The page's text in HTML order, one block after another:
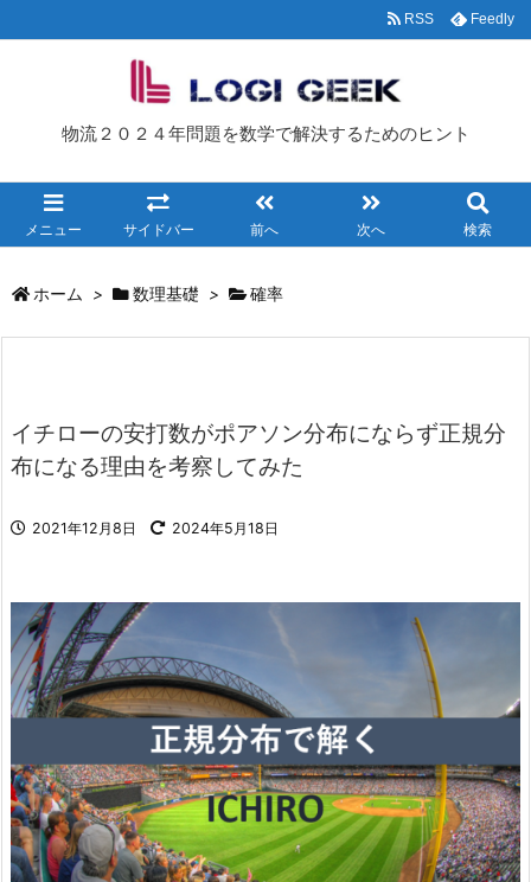
物流２０２４年問題を数学で解決するためのヒント
メニュー サイドバー 前へ 次へ 検索
RSS Feedly
ホーム > 数理基礎 > 確率
イチローの安打数がポアソン分布にならず正規分
布になる理由を考察してみた
2021年12月8日 2024年5月18日